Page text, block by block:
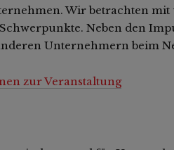
Wir betrachten
Neben den
Unternehmern beim
zur Veranstaltung